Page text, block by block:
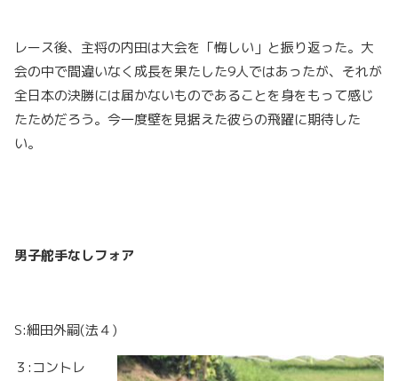
レース後、主将の内田は大会を「悔しい」と振り返った。大
会の中で間違いなく成長を果たした9人ではあったが、それが
全日本の決勝には届かないものであることを身をもって感じ
たためだろう。今一度壁を見据えた彼らの飛躍に期待した
い。
男子舵手なしフォア
S:細田外嗣(法４)
３:コントレ